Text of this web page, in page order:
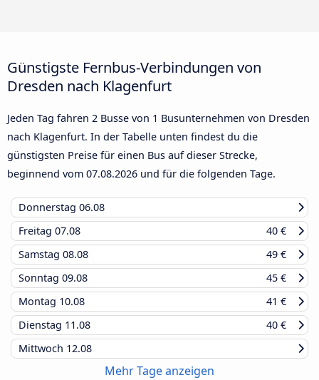
Günstigste Fernbus-Verbindungen von
Dresden nach Klagenfurt
Jeden Tag fahren 2 Busse von 1 Busunternehmen von Dresden
nach Klagenfurt. In der Tabelle unten findest du die
günstigsten Preise für einen Bus auf dieser Strecke,
beginnend vom 07.08.2026 und für die folgenden Tage.
Donnerstag 06.08
Freitag 07.08
40 €
Samstag 08.08
49 €
Sonntag 09.08
45 €
Montag 10.08
41 €
Dienstag 11.08
40 €
Mittwoch 12.08
Mehr Tage anzeigen